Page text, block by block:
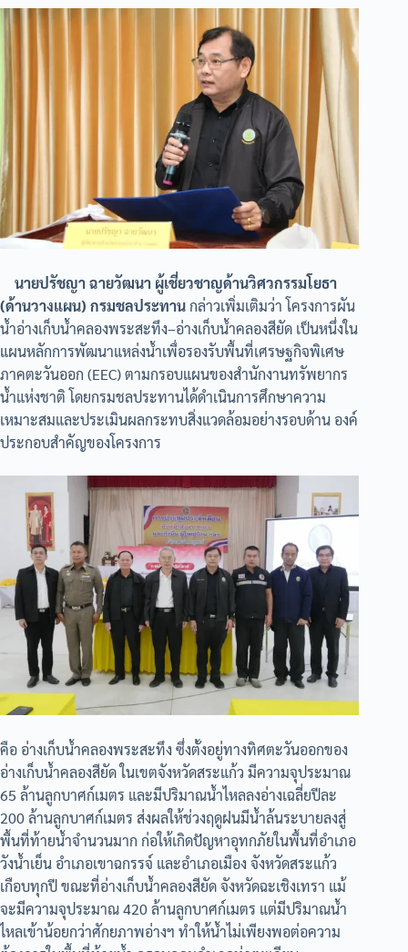
นายปรัชญา ฉายวัฒนา ผู้เชี่ยวชาญด้านวิศวกรรมโยธา
(ด้านวางแผน) กรมชลประทานกล่าวเพิ่มเติมว่า โครงการผัน
น้ำอ่างเก็บน้ำคลองพระสะทึง–อ่างเก็บน้ำคลองสียัด เป็นหนึ่งใน
แผนหลักการพัฒนาแหล่งน้ำเพื่อรองรับพื้นที่เศรษฐกิจพิเศษ
ภาคตะวันออก (EEC) ตามกรอบแผนของสำนักงานทรัพยากร
น้ำแห่งชาติ โดยกรมชลประทานได้ดำเนินการศึกษาความ
เหมาะสมและประเมินผลกระทบสิ่งแวดล้อมอย่างรอบด้าน องค์
ประกอบสำคัญของโครงการ
คือ อ่างเก็บน้ำคลองพระสะทึง ซึ่งตั้งอยู่ทางทิศตะวันออกของ
อ่างเก็บน้ำคลองสียัด ในเขตจังหวัดสระแก้ว มีความจุประมาณ
65 ล้านลูกบาศก์เมตร และมีปริมาณน้ำไหลลงอ่างเฉลี่ยปีละ
200 ล้านลูกบาศก์เมตร ส่งผลให้ช่วงฤดูฝนมีน้ำล้นระบายลงสู่
พื้นที่ท้ายน้ำจำนวนมาก ก่อให้เกิดปัญหาอุทกภัยในพื้นที่อำเภอ
วังน้ำเย็น อำเภอเขาฉกรรจ์ และอำเภอเมือง จังหวัดสระแก้ว
เกือบทุกปี ขณะที่อ่างเก็บน้ำคลองสียัด จังหวัดฉะเชิงเทรา แม้
จะมีความจุประมาณ 420 ล้านลูกบาศก์เมตร แต่มีปริมาณน้ำ
ไหลเข้าน้อยกว่าศักยภาพอ่างฯ ทำให้น้ำไม่เพียงพอต่อความ